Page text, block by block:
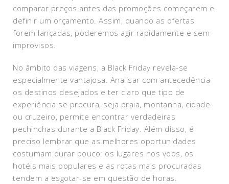
comparar preços antes das promoções começarem e
definir um orçamento. Assim, quando as ofertas
forem lançadas, poderemos agir rapidamente e sem
improvisos.
No âmbito das viagens, a Black Friday revela-se
especialmente vantajosa. Analisar com antecedência
os destinos desejados e ter claro que tipo de
experiência se procura, seja praia, montanha, cidade
ou cruzeiro, permite encontrar verdadeiras
pechinchas durante a Black Friday. Além disso, é
preciso lembrar que as melhores oportunidades
costumam durar pouco: os lugares nos voos, os
hotéis mais populares e as rotas mais procuradas
tendem a esgotar-se em questão de horas.